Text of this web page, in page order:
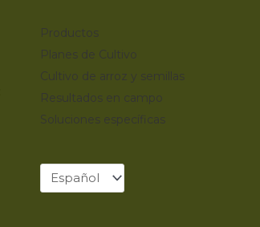
Productos
Planes de Cultivo
Cultivo de arroz y semillas
Resultados en campo
Soluciones específicas